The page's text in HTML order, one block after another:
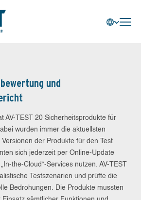
und
AV-TEST 20 Sicherheitsprodukte für
wurden immer die aktuellsten
der Produkte für den Test
sich jederzeit per Online-Update
the-Cloud“-Services nutzen. AV-TEST
Testszenarien und prüfte die
Bedrohungen. Die Produkte mussten